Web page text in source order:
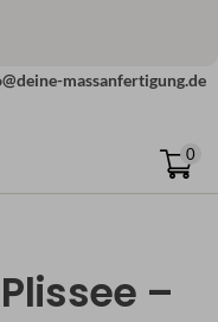
massanfertigung.de
0
–